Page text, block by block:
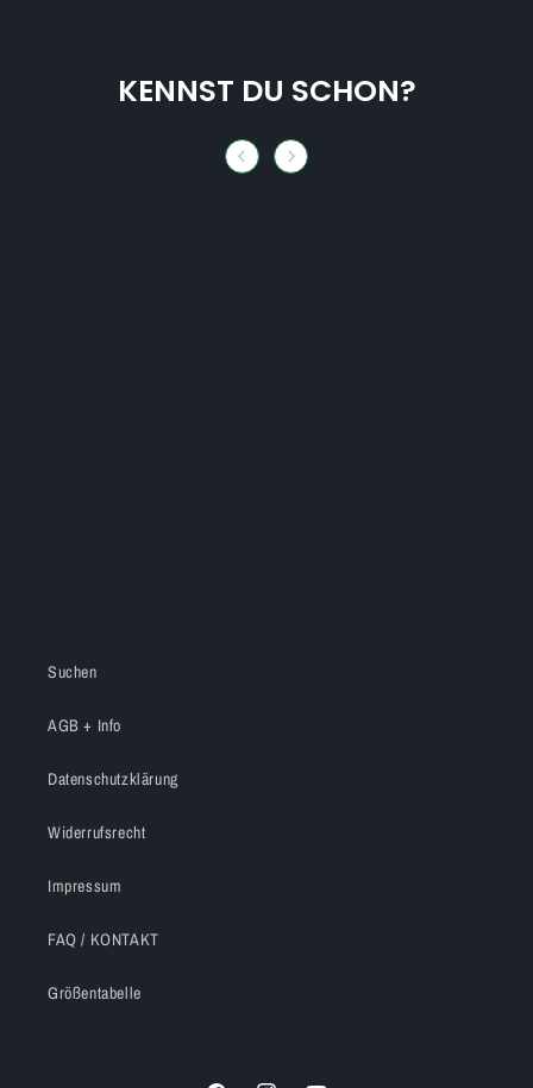
KENNST DU SCHON?
Suchen
AGB + Info
Datenschutzklärung
Widerrufsrecht
Impressum
FAQ / KONTAKT
Größentabelle